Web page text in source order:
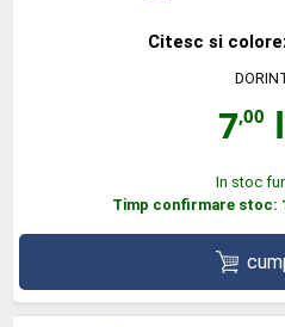
Citesc si
7,00
In stoc
Timp confirmare stoc: